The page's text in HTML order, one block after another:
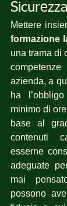
Mettere
formazione
una trama di
azienda, a
ha
minimo di
base al
contenuti
esserne
adeguate
mai
possono